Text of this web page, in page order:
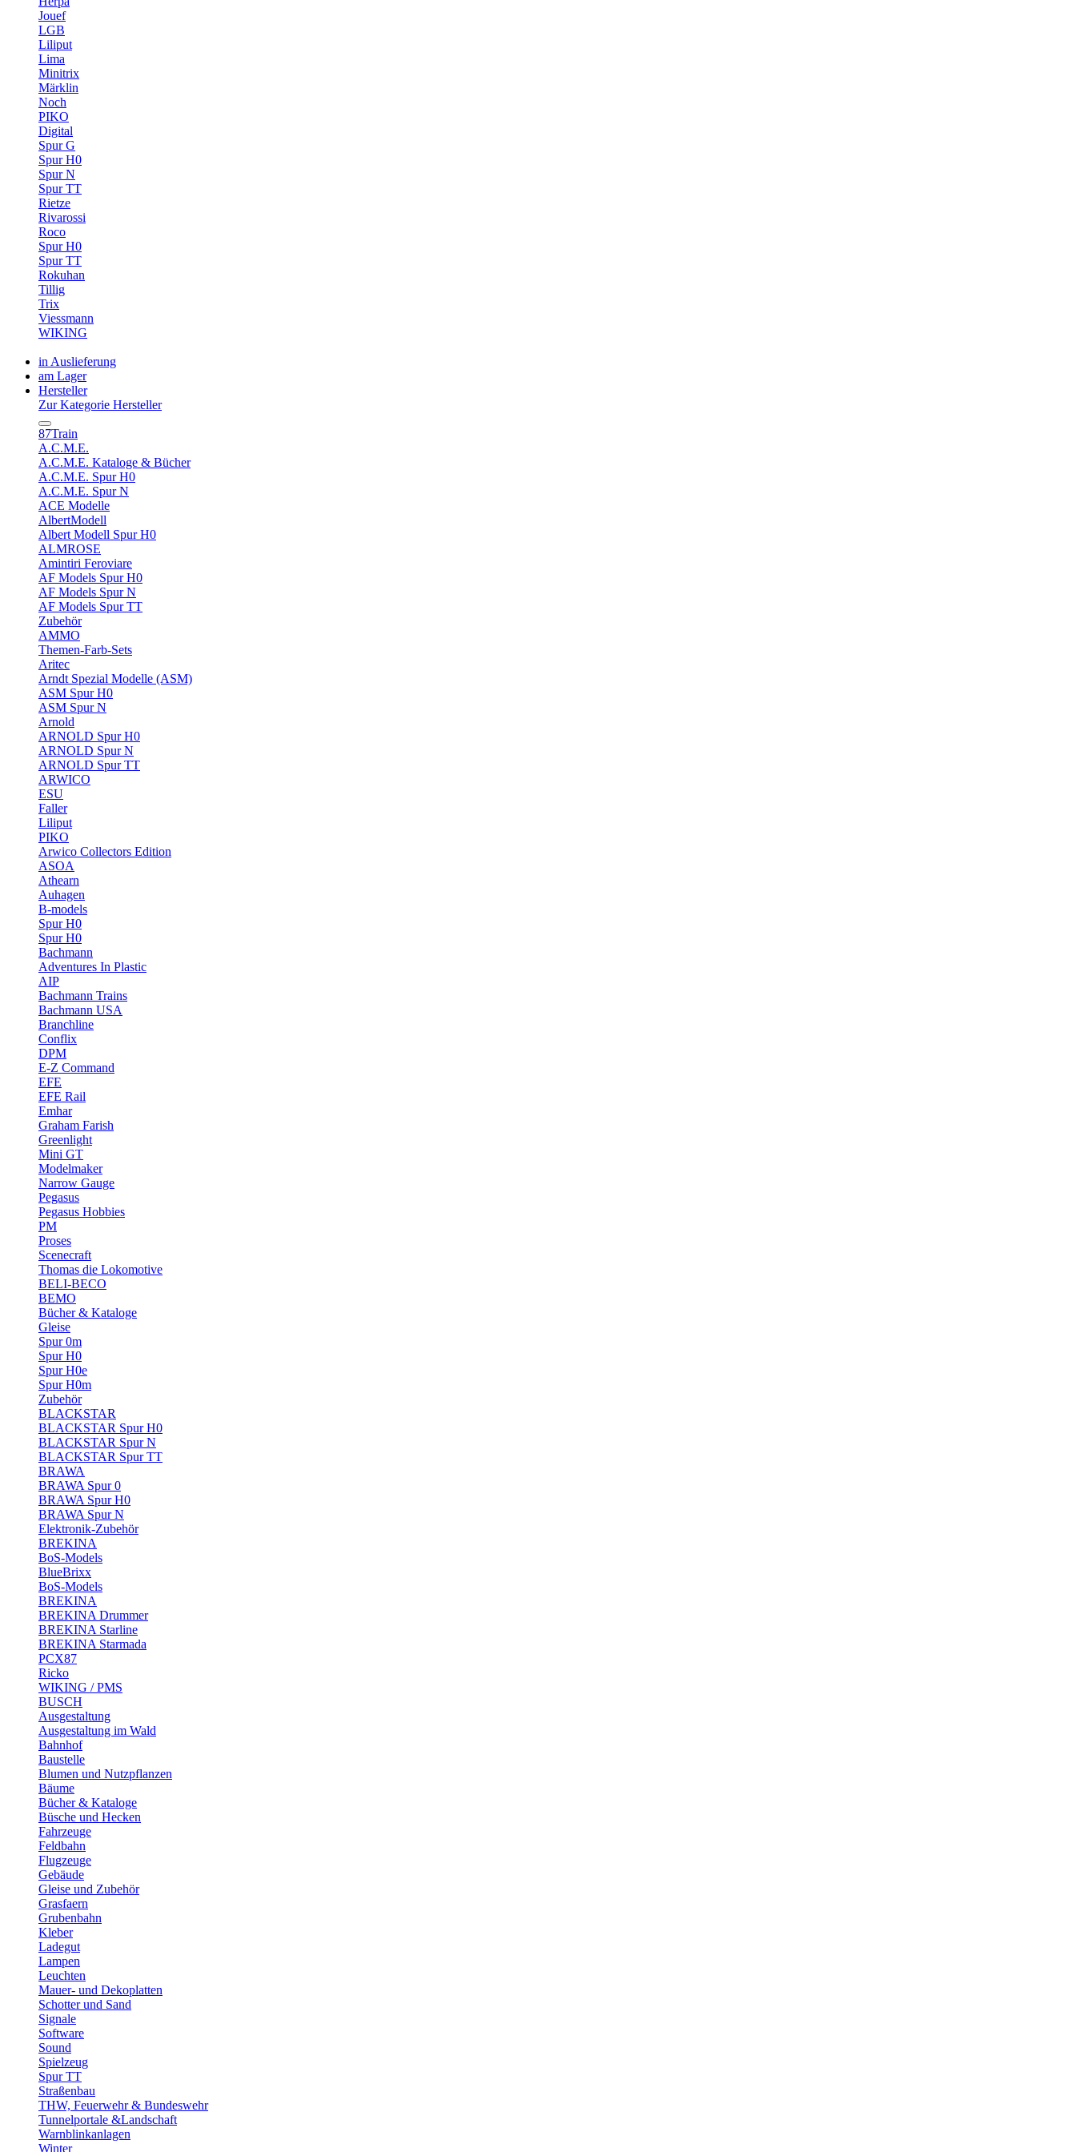
Jouef
LGB
Liliput
Lima
Minitrix
Märklin
Noch
PIKO
Digital
Spur G
Spur H0
Spur N
Spur TT
Rietze
Rivarossi
Roco
Spur H0
Spur TT
Rokuhan
Tillig
Trix
Viessmann
WIKING
in Auslieferung
am Lager
Hersteller
Zur Kategorie Hersteller
87Train
A.C.M.E.
A.C.M.E. Kataloge & Bücher
A.C.M.E. Spur H0
A.C.M.E. Spur N
ACE Modelle
AlbertModell
Albert Modell Spur H0
ALMROSE
Amintiri Feroviare
AF Models Spur H0
AF Models Spur N
AF Models Spur TT
Zubehör
AMMO
Themen-Farb-Sets
Aritec
Arndt Spezial Modelle (ASM)
ASM Spur H0
ASM Spur N
Arnold
ARNOLD Spur H0
ARNOLD Spur N
ARNOLD Spur TT
ARWICO
ESU
Faller
Liliput
PIKO
Arwico Collectors Edition
ASOA
Athearn
Auhagen
B-models
Spur H0
Spur H0
Bachmann
Adventures In Plastic
AIP
Bachmann Trains
Bachmann USA
Branchline
Conflix
DPM
E-Z Command
EFE
EFE Rail
Emhar
Graham Farish
Greenlight
Mini GT
Modelmaker
Narrow Gauge
Pegasus
Pegasus Hobbies
PM
Proses
Scenecraft
Thomas die Lokomotive
BELI-BECO
BEMO
Bücher & Kataloge
Gleise
Spur 0m
Spur H0
Spur H0e
Spur H0m
Zubehör
BLACKSTAR
BLACKSTAR Spur H0
BLACKSTAR Spur N
BLACKSTAR Spur TT
BRAWA
BRAWA Spur 0
BRAWA Spur H0
BRAWA Spur N
Elektronik-Zubehör
BREKINA
BoS-Models
BlueBrixx
BoS-Models
BREKINA
BREKINA Drummer
BREKINA Starline
BREKINA Starmada
PCX87
Ricko
WIKING / PMS
BUSCH
Ausgestaltung
Ausgestaltung im Wald
Bahnhof
Baustelle
Blumen und Nutzpflanzen
Bäume
Bücher & Kataloge
Büsche und Hecken
Fahrzeuge
Feldbahn
Flugzeuge
Gebäude
Gleise und Zubehör
Grasfaern
Grubenbahn
Kleber
Ladegut
Lampen
Leuchten
Mauer- und Dekoplatten
Schotter und Sand
Signale
Software
Sound
Spielzeug
Spur TT
Straßenbau
THW, Feuerwehr & Bundeswehr
Tunnelportale &Landschaft
Warnblinkanlagen
Winter